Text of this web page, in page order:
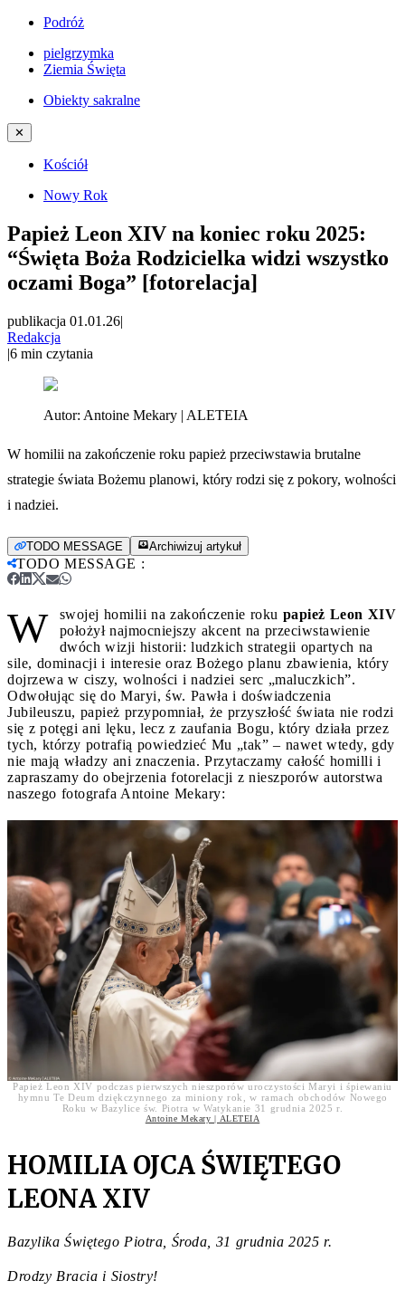
Podróż
pielgrzymka
Ziemia Święta
Obiekty sakralne
✕
Kościół
Nowy Rok
Papież Leon XIV na koniec roku 2025:
“Święta Boża Rodzicielka widzi wszystko
oczami Boga” [fotorelacja]
publikacja 01.01.26|
Redakcja
|6 min czytania
Autor: Antoine Mekary | ALETEIA
W homilii na zakończenie roku papież przeciwstawia brutalne
strategie świata Bożemu planowi, który rodzi się z pokory, wolności
i nadziei.
TODO MESSAGE Archiwizuj artykuł
TODO MESSAGE :
W swojej homilii na zakończenie roku papież Leon XIV
położył najmocniejszy akcent na przeciwstawienie
dwóch wizji historii: ludzkich strategii opartych na
sile, dominacji i interesie oraz Bożego planu zbawienia, który
dojrzewa w ciszy, wolności i nadziei serc „maluczkich”.
Odwołując się do Maryi, św. Pawła i doświadczenia
Jubileuszu, papież przypomniał, że przyszłość świata nie rodzi
się z potęgi ani lęku, lecz z zaufania Bogu, który działa przez
tych, którzy potrafią powiedzieć Mu „tak” – nawet wtedy, gdy
nie mają władzy ani znaczenia. Przytaczamy całość homilli i
zapraszamy do obejrzenia fotorelacji z nieszporów autorstwa
naszego fotografa Antoine Mekary:
Papież Leon XIV podczas pierwszych nieszporów uroczystości Maryi i śpiewaniu
hymnu Te Deum dziękczynnego za miniony rok, w ramach obchodów Nowego
Roku w Bazylice św. Piotra w Watykanie 31 grudnia 2025 r.
Antoine Mekary | ALETEIA
HOMILIA OJCA ŚWIĘTEGO
LEONA XIV
Bazylika Świętego Piotra, Środa, 31 grudnia 2025 r.
Drodzy Bracia i Siostry!